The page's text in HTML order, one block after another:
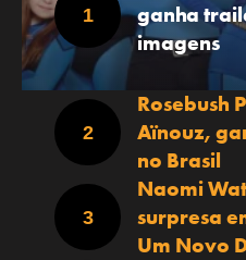
ganha
imagens
Rosebush
Aïnouz,
no Brasil
Naomi
surpresa
Um Novo